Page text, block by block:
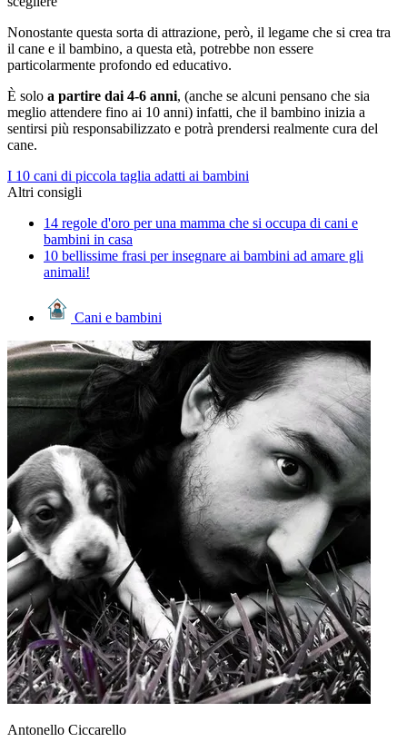
Nonostante questa sorta di attrazione, però, il legame che si crea tra
il cane e il bambino, a questa età, potrebbe non essere
particolarmente profondo ed educativo.
È solo a partire dai 4-6 anni, (anche se alcuni pensano che sia
meglio attendere fino ai 10 anni) infatti, che il bambino inizia a
sentirsi più responsabilizzato e potrà prendersi realmente cura del
cane.
I 10 cani di piccola taglia adatti ai bambini
Altri consigli
14 regole d'oro per una mamma che si occupa di cani e
bambini in casa
10 bellissime frasi per insegnare ai bambini ad amare gli
animali!
Cani e bambini
Antonello Ciccarello